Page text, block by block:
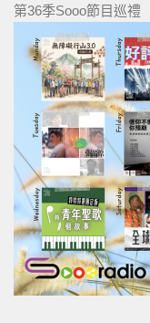
第36季Sooo節目巡禮